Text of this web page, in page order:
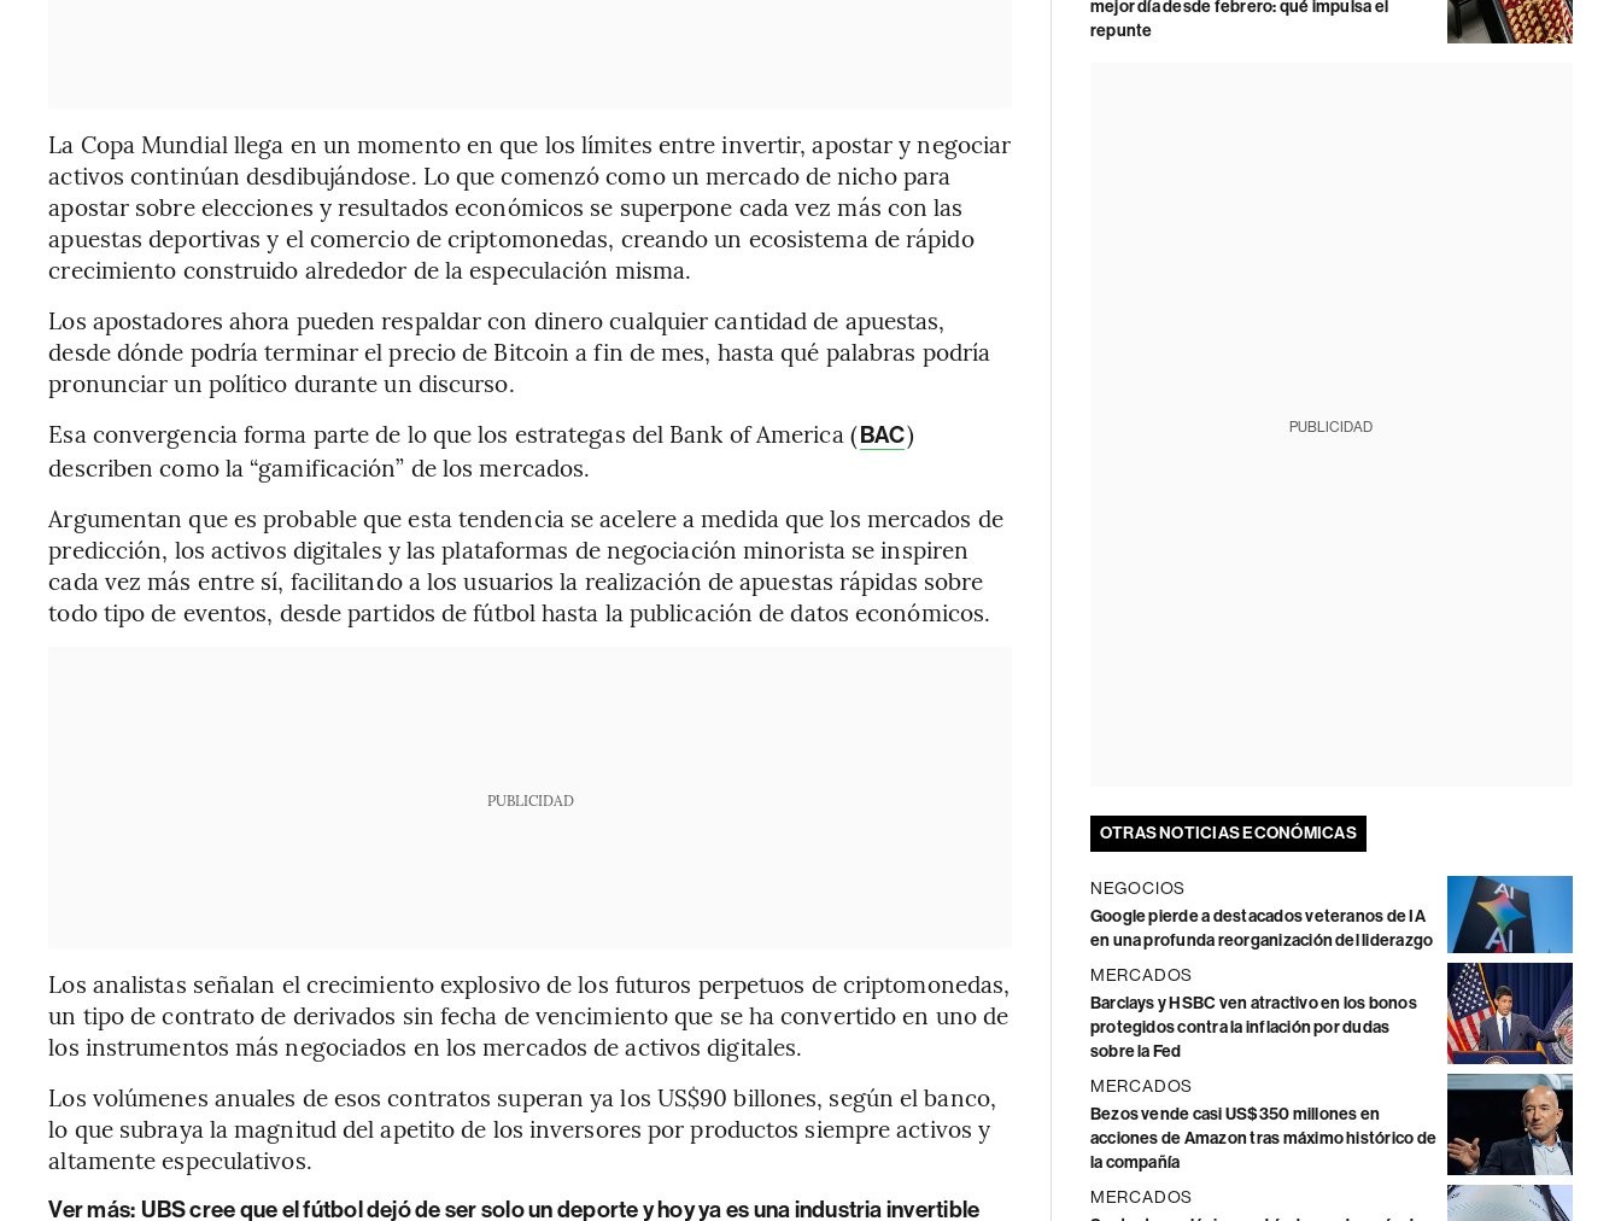
La Copa Mundial llega en un momento en que los límites entre invertir, apostar y negociar
activos continúan desdibujándose. Lo que comenzó como un mercado de nicho para
apostar sobre elecciones y resultados económicos se superpone cada vez más con las
apuestas deportivas y el comercio de criptomonedas, creando un ecosistema de rápido
crecimiento construido alrededor de la especulación misma.
Los apostadores ahora pueden respaldar con dinero cualquier cantidad de apuestas,
desde dónde podría terminar el precio de Bitcoin a fin de mes, hasta qué palabras podría
pronunciar un político durante un discurso.
Esa convergencia forma parte de lo que los estrategas del Bank of America (BAC)
describen como la “gamificación” de los mercados.
Argumentan que es probable que esta tendencia se acelere a medida que los mercados de
predicción, los activos digitales y las plataformas de negociación minorista se inspiren
cada vez más entre sí, facilitando a los usuarios la realización de apuestas rápidas sobre
todo tipo de eventos, desde partidos de fútbol hasta la publicación de datos económicos.
PUBLICIDAD
Los analistas señalan el crecimiento explosivo de los futuros perpetuos de criptomonedas,
un tipo de contrato de derivados sin fecha de vencimiento que se ha convertido en uno de
los instrumentos más negociados en los mercados de activos digitales.
Los volúmenes anuales de esos contratos superan ya los US$90 billones, según el banco,
lo que subraya la magnitud del apetito de los inversores por productos siempre activos y
altamente especulativos.
Ver más: UBS cree que el fútbol dejó de ser solo un deporte y hoy ya es una industria invertible
mejor día desde febrero: qué impulsa el
repunte
PUBLICIDAD
OTRAS NOTICIAS ECONÓMICAS
NEGOCIOS
Google pierde a destacados veteranos de IA
en una profunda reorganización del liderazgo
MERCADOS
Barclays y HSBC ven atractivo en los bonos
protegidos contra la inflación por dudas
sobre la Fed
MERCADOS
Bezos vende casi US$350 millones en
acciones de Amazon tras máximo histórico de
la compañía
MERCADOS